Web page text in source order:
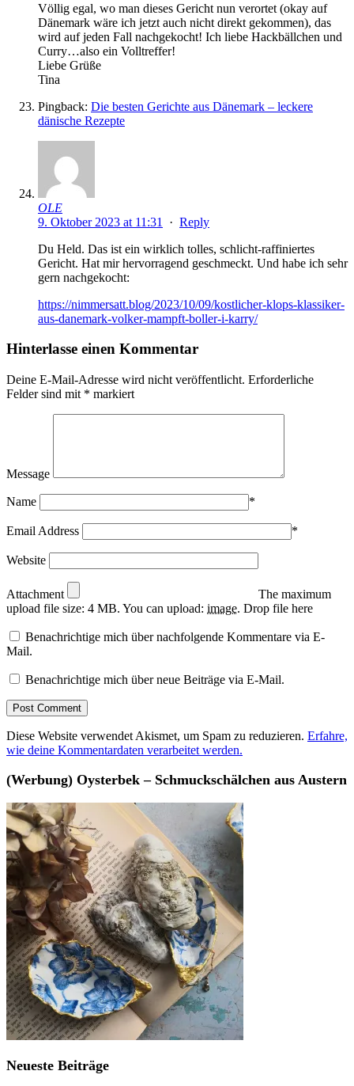
Völlig egal, wo man dieses Gericht nun verortet (okay auf
Dänemark wäre ich jetzt auch nicht direkt gekommen), das
wird auf jeden Fall nachgekocht! Ich liebe Hackbällchen und
Curry…also ein Volltreffer!
Liebe Grüße
Tina
Pingback: Die besten Gerichte aus Dänemark – leckere
dänische Rezepte
OLE
9. Oktober 2023 at 11:31
· Reply
Du Held. Das ist ein wirklich tolles, schlicht-raffiniertes
Gericht. Hat mir hervorragend geschmeckt. Und habe ich sehr
gern nachgekocht:
https://nimmersatt.blog/2023/10/09/kostlicher-klops-klassiker-
aus-danemark-volker-mampft-boller-i-karry/
Hinterlasse einen Kommentar
Deine E-Mail-Adresse wird nicht veröffentlicht. Erforderliche
Felder sind mit * markiert
Message
Name *
Email Address *
Website
Attachment
The maximum
upload file size: 4 MB. You can upload: image. Drop file here
Benachrichtige mich über nachfolgende Kommentare via E-
Mail.
Benachrichtige mich über neue Beiträge via E-Mail.
Diese Website verwendet Akismet, um Spam zu reduzieren. Erfahre,
wie deine Kommentardaten verarbeitet werden.
(Werbung) Oysterbek – Schmuckschälchen aus Austern
Neueste Beiträge